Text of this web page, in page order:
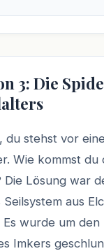
3: Die
du stehst vor
Wie kommst du
Die Lösung war
Seilsystem aus
Es wurde um den
Imkers